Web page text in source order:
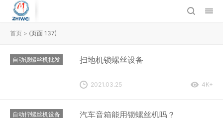
首页 > (页面 137)
自动锁螺丝机批发 扫地机锁螺丝设备
2021.03.25 4K+
自动拧螺丝机设备 汽车音箱能用锁螺丝机吗？